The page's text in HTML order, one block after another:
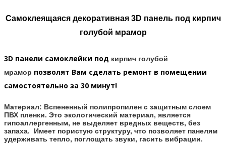
Самоклеящаяся декоративная 3D панель под кирпич
голубой мрамор
3D панели самоклейки под кирпич голубой
мрамор позволят Вам сделать ремонт в помещении
самостоятельно за 30 минут!
Материал: Вспененный полипропилен с защитным слоем
ПВХ пленки. Это экологический материал, является
гипоаллергенным, не выделяет вредных веществ, без
запаха. Имеет пористую структуру, что позволяет панелям
удерживать тепло, поглощать звуки, гасить вибрации.